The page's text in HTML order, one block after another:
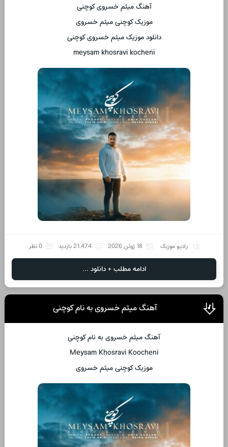
آهنگ میثم خسروی کوچنی
موزیک کوچنی میثم خسروی
دانلود موزیک میثم خسروی کوچنی
meysam khosravi kocheni
رادیو موزیک 18 ژوئن 2026 21,474 بازدید 0 نظر
ادامه مطلب + دانلود ...
آهنگ میثم خسروی به نام کوچنی
آهنگ میثم خسروی به نام کوچنی
Meysam Khosravi Koocheni
موزیک کوچنی میثم خسروی